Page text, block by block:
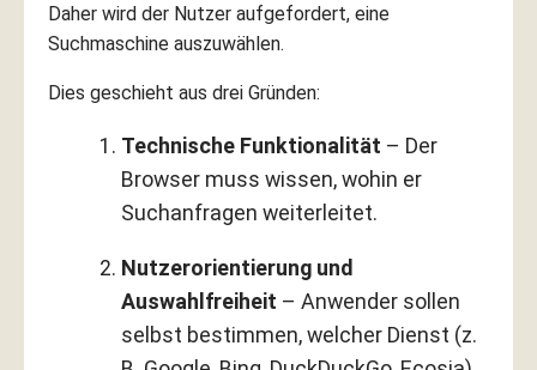
Daher wird der Nutzer aufgefordert, eine
Suchmaschine auszuwählen.
Dies geschieht aus drei Gründen:
Technische Funktionalität – Der
Browser muss wissen, wohin er
Suchanfragen weiterleitet.
Nutzerorientierung und
Auswahlfreiheit – Anwender sollen
selbst bestimmen, welcher Dienst (z.